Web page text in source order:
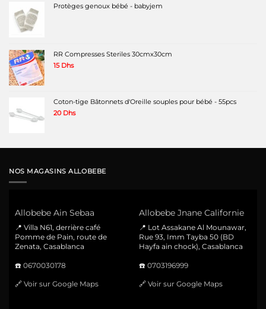
Protèges genoux bébé - babyjem
RR Compresses Steriles 30cmx30cm
15 Dhs
Coton-tige Bâtonnets d'Oreille souples pour bébé - 55pcs
20 Dhs
NOS MAGASINS ALLOBEBE
Allobebe Ain Sebaa
📍 Villa N61, derrière café
Pomme de Pain, route de
Zenata, Casablanca
☎️ 0670030178
🔗 Voir sur Google Maps
Allobebe Jnane Californie
📍 Lot Assakane Al Mounawar,
Rue 93, Imm Tayba 50 (BD
Hayfa ain chock), Casablanca
☎️ 0703196999
🔗 Voir sur Google Maps